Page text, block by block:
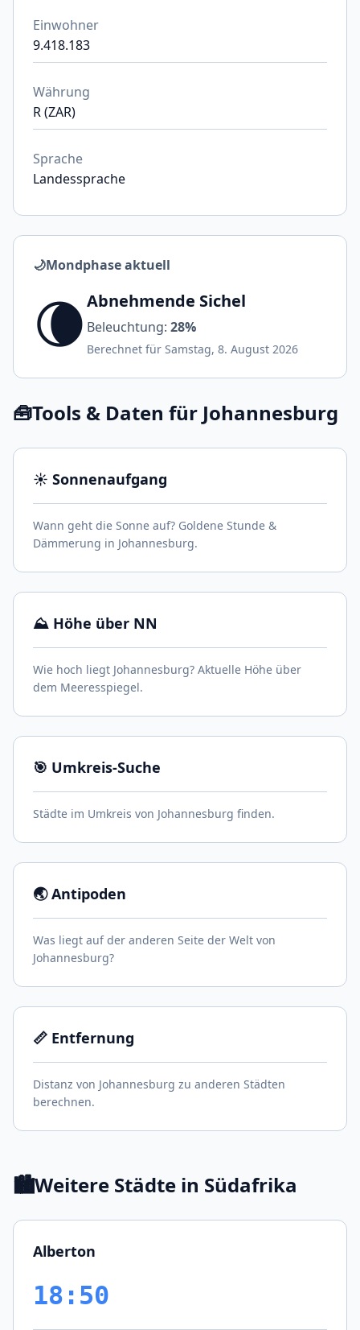
Einwohner
9.418.183
Währung
R (ZAR)
Sprache
Landessprache
🌙Mondphase aktuell
🌘Abnehmende Sichel
Beleuchtung: 28%
Berechnet für Samstag, 8. August 2026
🧰Tools & Daten für Johannesburg
☀️ Sonnenaufgang
Wann geht die Sonne auf? Goldene Stunde &
Dämmerung in Johannesburg.
⛰️ Höhe über NN
Wie hoch liegt Johannesburg? Aktuelle Höhe über
dem Meeresspiegel.
🎯 Umkreis-Suche
Städte im Umkreis von Johannesburg finden.
🌏 Antipoden
Was liegt auf der anderen Seite der Welt von
Johannesburg?
📏 Entfernung
Distanz von Johannesburg zu anderen Städten
berechnen.
🏙️Weitere Städte in Südafrika
Alberton
18:50